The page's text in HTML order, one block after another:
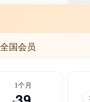
全国会员
1个月